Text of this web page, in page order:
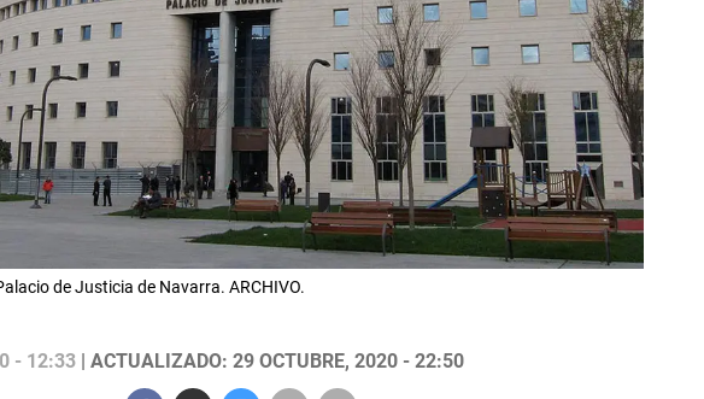
de Justicia de Navarra. ARCHIVO.
- 12:33| ACTUALIZADO: 29 OCTUBRE, 2020 - 22:50